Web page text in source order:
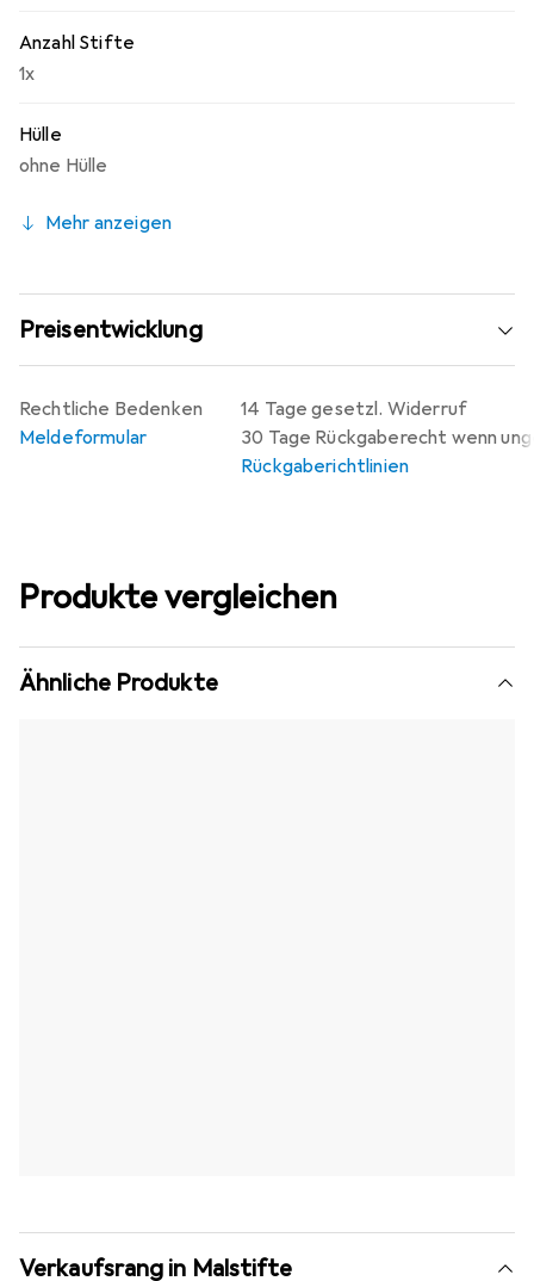
Anzahl Stifte
1x
Hülle
ohne Hülle
Mehr anzeigen
Preisentwicklung
14 Tage gesetzl. Widerruf
30 Tage Rückgaberecht wenn
Rückgaberichtlinien
Rechtliche Bedenken
Meldeformular
Produkte vergleichen
Ähnliche Produkte
Verkaufsrang in Malstifte